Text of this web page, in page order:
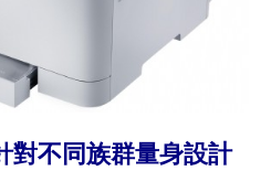
對不同族群量身設計